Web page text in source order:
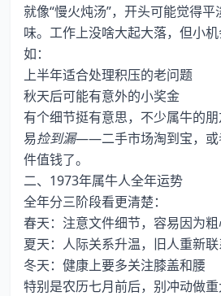
就像“慢火炖汤”，开头可能觉得
味。工作上没啥大起大落，但小
如：
上半年适合处理积压的老问题
秋天后可能有意外的小奖金
有个细节挺有意思，不少属牛的
易捡到漏——二手市场淘到宝，或
件值钱了。
二、1973年属牛人全年运势
全年分三阶段看更清楚：
春天：注意文件细节，容易因为
夏天：人际关系升温，旧人重新联
冬天：健康上要多关注膝盖和腰
特别是农历七月前后，别冲动做重